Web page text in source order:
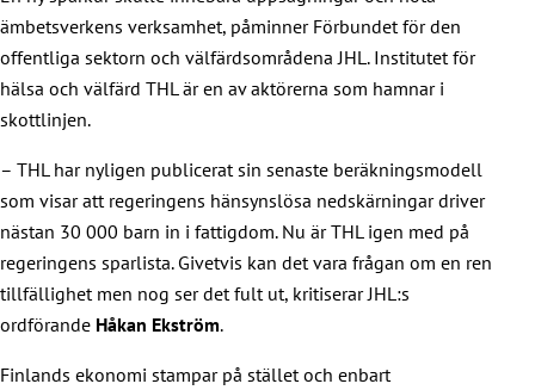
ämbetsverkens verksamhet, påminner Förbundet för den
offentliga sektorn och välfärdsområdena JHL. Institutet för
hälsa och välfärd THL är en av aktörerna som hamnar i
skottlinjen.
– THL har nyligen publicerat sin senaste beräkningsmodell
som visar att regeringens hänsynslösa nedskärningar driver
nästan 30 000 barn in i fattigdom. Nu är THL igen med på
regeringens sparlista. Givetvis kan det vara frågan om en ren
tillfällighet men nog ser det fult ut, kritiserar JHL:s
ordförande Håkan Ekström.
Finlands ekonomi stampar på stället och enbart